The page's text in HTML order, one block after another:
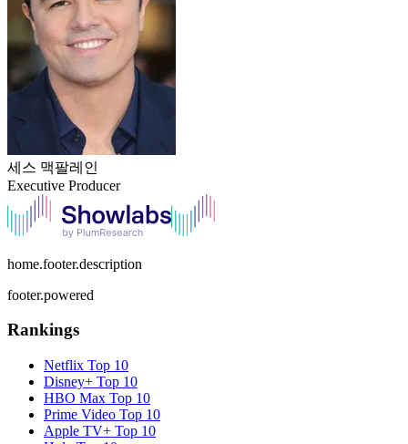
세스 맥팔레인
Executive Producer
home.footer.description
footer.powered
Rankings
Netflix Top 10
Disney+ Top 10
HBO Max Top 10
Prime Video Top 10
Apple TV+ Top 10